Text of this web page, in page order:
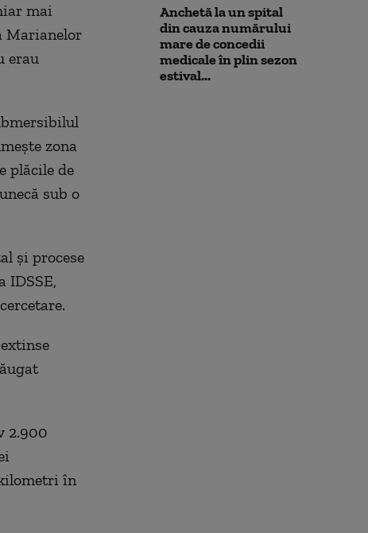
mai
Marianelor
erau
zona
plăcile de
sub o
şi procese
IDSSE,
2.900
în
Anchetă la un spital
din cauza numărului
mare de concedii
medicale în plin sezon
estival...